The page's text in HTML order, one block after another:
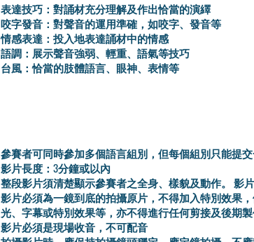
表達技巧：對誦材充分理解及作出恰當的演繹
咬字發音：對聲音的運用準確，如咬字、發音等
情感表達：投入地表達誦材中的情感
語調：展示聲音強弱、輕重、語氣等技巧
台風：恰當的肢體語言、眼神、表情等
參賽者可同時參加多個語言組別，但每個組別只能提
影片長度：3分鐘或以內
整段影片須清楚顯示參賽者之全身、樣貌及動作。 影片
影片必須為一鏡到底的拍攝原片，不得加入特別效果
光、字幕或特別效果等，亦不得進行任何剪接及後期
影片必須是現場收音，不可配音